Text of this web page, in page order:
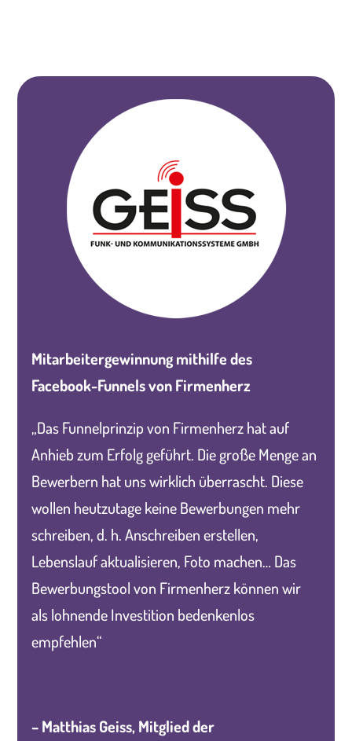
Mitarbeitergewinnung mithilfe des
Facebook-Funnels von Firmenherz
„Das Funnelprinzip von Firmenherz hat auf
Anhieb zum Erfolg geführt. Die große Menge an
Bewerbern hat uns wirklich überrascht. Diese
wollen heutzutage keine Bewerbungen mehr
schreiben, d. h. Anschreiben erstellen,
Lebenslauf aktualisieren, Foto machen… Das
Bewerbungstool von Firmenherz können wir
als lohnende Investition bedenkenlos
empfehlen“
– Matthias Geiss, Mitglied der